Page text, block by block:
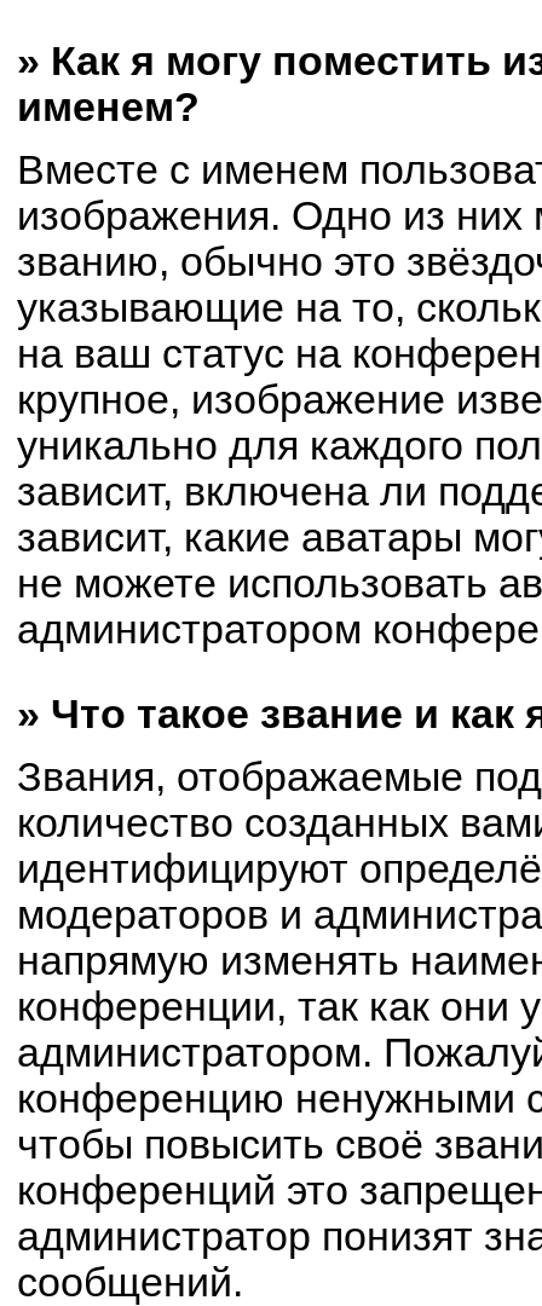
» Как я могу поместить
именем?
Вместе с именем
изображения. Одно из них
званию, обычно это
указывающие на то,
на ваш статус на
крупное, изображение
уникально для каждого
зависит, включена ли
зависит, какие аватары
не можете использовать
администратором
» Что такое звание и как
Звания, отображаемые
количество созданных
идентифицируют
модераторов и
напрямую изменять
конференции, так как они
администратором.
конференцию ненужными
чтобы повысить своё
конференций это
администратор понизят
сообщений.